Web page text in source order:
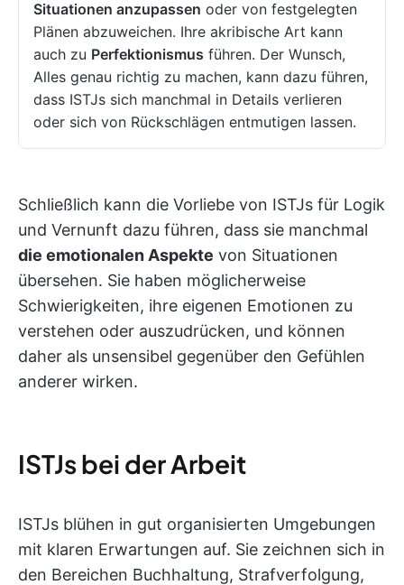
Situationen anzupassen oder von festgelegten
Plänen abzuweichen. Ihre akribische Art kann
auch zu Perfektionismus führen. Der Wunsch,
Alles genau richtig zu machen, kann dazu führen,
dass ISTJs sich manchmal in Details verlieren
oder sich von Rückschlägen entmutigen lassen.
Schließlich kann die Vorliebe von ISTJs für Logik
und Vernunft dazu führen, dass sie manchmal
die emotionalen Aspekte von Situationen
übersehen. Sie haben möglicherweise
Schwierigkeiten, ihre eigenen Emotionen zu
verstehen oder auszudrücken, und können
daher als unsensibel gegenüber den Gefühlen
anderer wirken.
ISTJs bei der Arbeit
ISTJs blühen in gut organisierten Umgebungen
mit klaren Erwartungen auf. Sie zeichnen sich in
den Bereichen Buchhaltung, Strafverfolgung,